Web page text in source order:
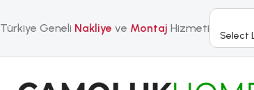
Türkiye Geneli Nakliye ve Montaj Hizmeti
Select